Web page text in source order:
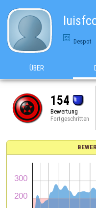
Despot
ÜBER
154
Bewertung
Fortgeschritten